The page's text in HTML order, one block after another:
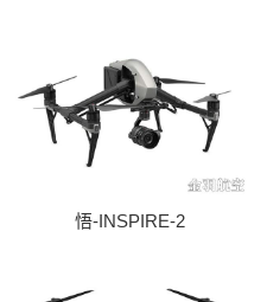
悟-INSPIRE-2